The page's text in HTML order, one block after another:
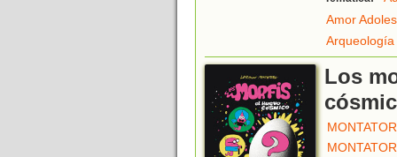
Amor
Arqueología
Los